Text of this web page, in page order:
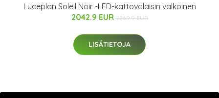
Luceplan Soleil Noir -LED-kattovalaisin valkoinen
2042.9 EUR 2269.9 EUR
LISÄTIETOJA